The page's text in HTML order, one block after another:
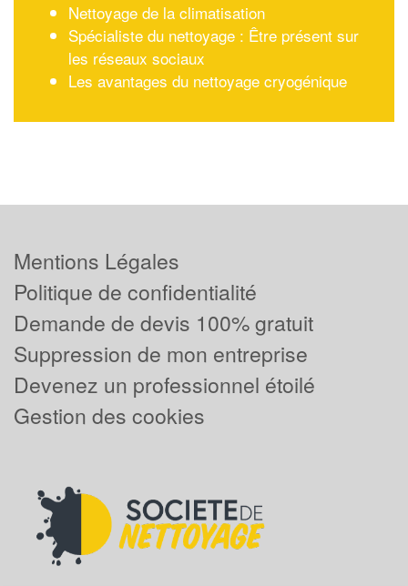
Nettoyage de la climatisation
Spécialiste du nettoyage : Être présent sur
les réseaux sociaux
Les avantages du nettoyage cryogénique
Mentions Légales
Politique de confidentialité
Demande de devis 100% gratuit
Suppression de mon entreprise
Devenez un professionnel étoilé
Gestion des cookies